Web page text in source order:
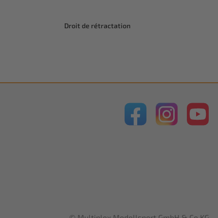
Droit de rétractation